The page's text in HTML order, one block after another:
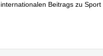
internationalen Beitrags zu